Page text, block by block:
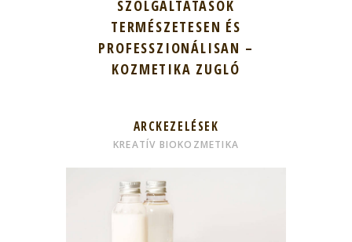
SZOLGÁLTATÁSOK
TERMÉSZETESEN ÉS
PROFESSZIONÁLISAN –
KOZMETIKA ZUGLÓ
ARCKEZELÉSEK
KREATÍV BIOKOZMETIKA